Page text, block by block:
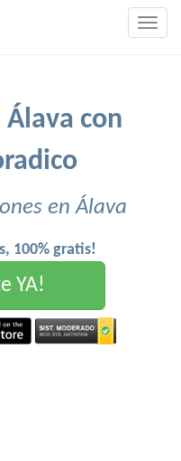
Álava con
en Álava
100% gratis!
YA!